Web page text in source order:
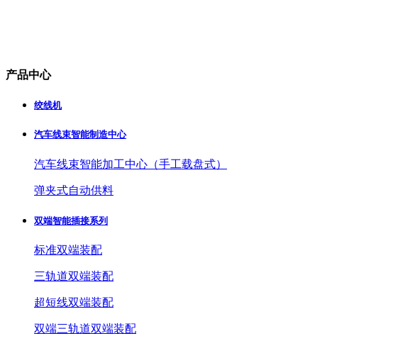
产品中心
绞线机
汽车线束智能制造中心
汽车线束智能加工中心（手工载盘式）
弹夹式自动供料
双端智能插接系列
标准双端装配
三轨道双端装配
超短线双端装配
双端三轨道双端装配